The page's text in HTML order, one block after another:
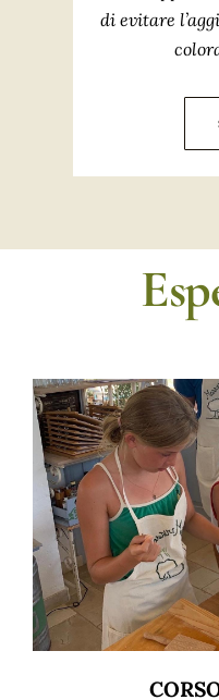
di evitare